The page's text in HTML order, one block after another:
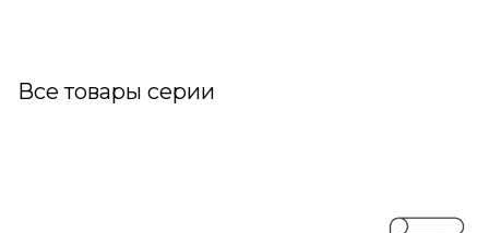
Все товары серии